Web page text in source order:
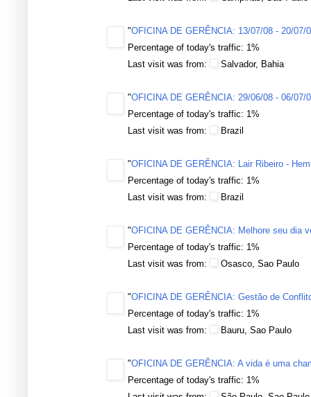
"OFICINA DE GERÊNCIA: 13/07/08 - 20/07/
Percentage of today's traffic: 1%
Last visit was from:
Salvador, Bahia
"OFICINA DE GERÊNCIA: 29/06/08 - 06/07/
Percentage of today's traffic: 1%
Last visit was from:
Brazil
"OFICINA DE GERÊNCIA: Lair Ribeiro -
Percentage of today's traffic: 1%
Last visit was from:
Brazil
"OFICINA DE GERÊNCIA: Melhore seu dia
Percentage of today's traffic: 1%
Last visit was from:
Osasco, Sao Paulo
"OFICINA DE GERÊNCIA: Gestão de
Percentage of today's traffic: 1%
Last visit was from:
Bauru, Sao Paulo
"OFICINA DE GERÊNCIA: A vida é uma
Percentage of today's traffic: 1%